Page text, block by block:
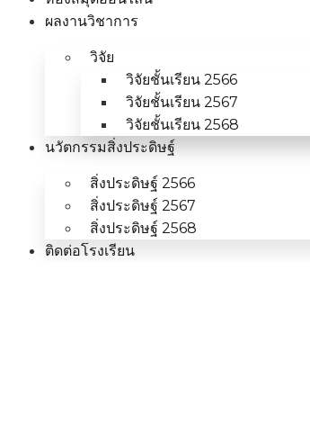
ผลงานวิชาการ
วิจัย
วิจัยชั้นเรียน 2566
วิจัยชั้นเรียน 2567
วิจัยชั้นเรียน 2568
นวัตกรรมสิ่งประดิษฐ์
สิ่งประดิษฐ์ 2566
สิ่งประดิษฐ์ 2567
สิ่งประดิษฐ์ 2568
ติดต่อโรงเรียน